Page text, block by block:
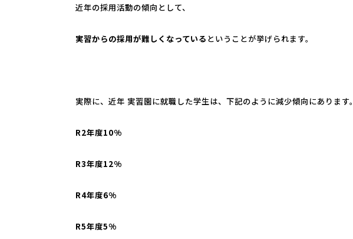
近年の採用活動の傾向として、
実習からの採用が難しくなっている ということが挙げられます。
実際に、近年 実習園に就職した学生は、下記のように減少傾向にあります。
R2年度10%
R3年度12%
R4年度6%
R5年度5%